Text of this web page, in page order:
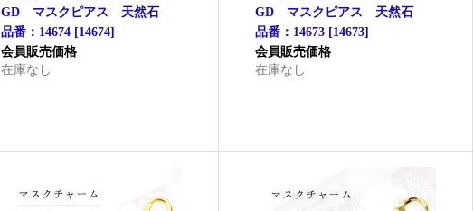
GD マスクピアス 天然石
品番：14674 [14674]
会員販売価格
在庫なし
GD マスクピアス 天然石
品番：14673 [14673]
会員販売価格
在庫なし